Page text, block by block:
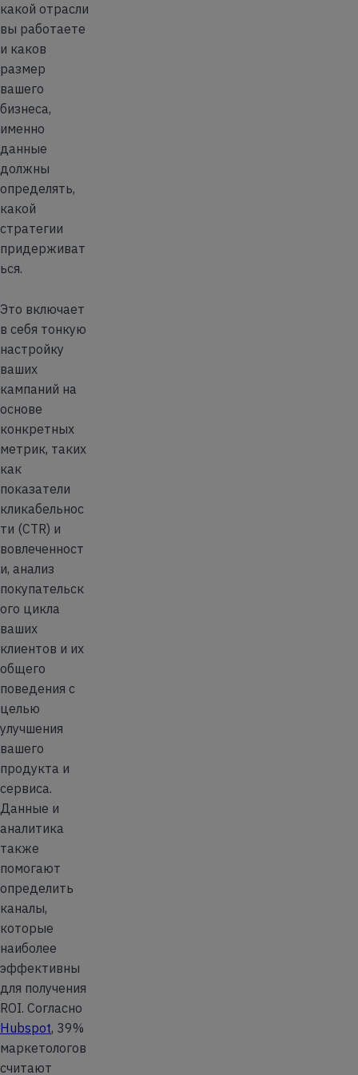
какой отрасли
вы работаете
и каков
размер
вашего
бизнеса,
именно
данные
должны
определять,
какой
стратегии
придерживат
ься.
Это включает
в себя тонкую
настройку
ваших
кампаний на
основе
конкретных
метрик, таких
как
показатели
кликабельнос
ти (CTR) и
вовлеченност
и, анализ
покупательск
ого цикла
ваших
клиентов и их
общего
поведения с
целью
улучшения
вашего
продукта и
сервиса.
Данные и
аналитика
также
помогают
определить
каналы,
которые
наиболее
эффективны
для получения
ROI. Согласно
Hubspot, 39%
маркетологов
считают